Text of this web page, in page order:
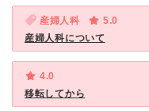
産婦人科
5.0
産婦人科について
4.0
移転してから